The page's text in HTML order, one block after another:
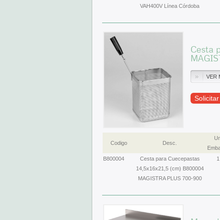
VAH400V Línea Córdoba
Cesta
VER
Codigo Desc.
B800004
Cesta para Cuecepastas
14,5x16x21,5 (cm) B800004
MAGISTRA PLUS 700-900
1